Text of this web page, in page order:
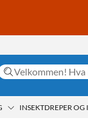
INSEKTDREPER OG